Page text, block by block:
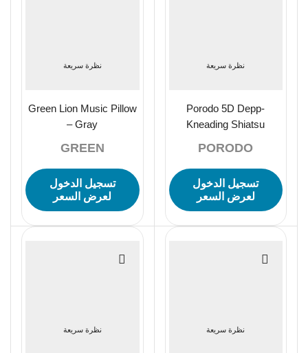
نظرة سريعة
Porodo 5D Depp-
Kneading Shiatsu
PORODO
تسجيل الدخول
لعرض السعر
نظرة سريعة
Green Lion Music Pillow
– Gray
GREEN
تسجيل الدخول
لعرض السعر
نظرة سريعة نظرة سريعة